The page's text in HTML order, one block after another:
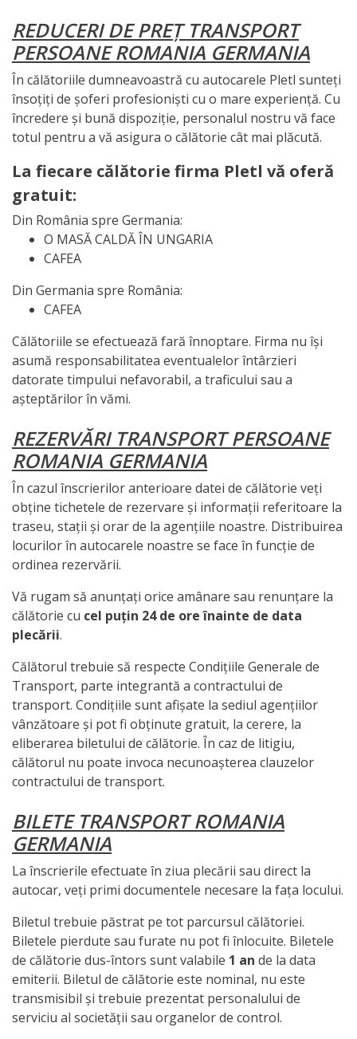
REDUCERI DE PREȚ TRANSPORT
PERSOANE ROMANIA GERMANIA
În călătoriile dumneavoastră cu autocarele Pletl sunteți
însoțiți de șoferi profesioniști cu o mare experiență. Cu
încredere și bună dispoziție, personalul nostru vă face
totul pentru a vă asigura o călătorie cât mai plăcută.
La fiecare călătorie firma Pletl vă oferă
gratuit:
Din România spre Germania:
O MASĂ CALDĂ ÎN UNGARIA
CAFEA
Din Germania spre România:
CAFEA
Călătoriile se efectuează fară înnoptare. Firma nu își
asumă responsabilitatea eventualelor întârzieri
datorate timpului nefavorabil, a traficului sau a
așteptărilor în vămi.
REZERVĂRI TRANSPORT PERSOANE
ROMANIA GERMANIA
În cazul înscrierilor anterioare datei de călătorie veți
obține tichetele de rezervare și informații referitoare la
traseu, stații și orar de la agențiile noastre. Distribuirea
locurilor în autocarele noastre se face în funcție de
ordinea rezervării.
Vă rugam să anunțați orice amânare sau renunțare la
călătorie cu cel puțin 24 de ore înainte de data
plecării.
Călătorul trebuie să respecte Condițiile Generale de
Transport, parte integrantă a contractului de
transport. Condițiile sunt afișate la sediul agențiilor
vânzătoare și pot fi obținute gratuit, la cerere, la
eliberarea biletului de călătorie. În caz de litigiu,
călătorul nu poate invoca necunoașterea clauzelor
contractului de transport.
BILETE TRANSPORT ROMANIA
GERMANIA
La înscrierile efectuate în ziua plecării sau direct la
autocar, veți primi documentele necesare la fața locului.
Biletul trebuie păstrat pe tot parcursul călătoriei.
Biletele pierdute sau furate nu pot fi înlocuite. Biletele
de călătorie dus-întors sunt valabile 1 an de la data
emiterii. Biletul de călătorie este nominal, nu este
transmisibil și trebuie prezentat personalului de
serviciu al societății sau organelor de control.